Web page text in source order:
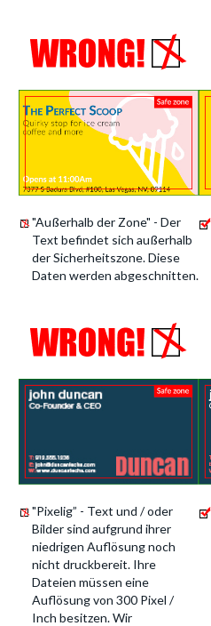
"Außerhalb der Zone" - Der
Text befindet sich außerhalb
der Sicherheitszone. Diese
Daten werden abgeschnitten.
"Pixelig” - Text und / oder
Bilder sind aufgrund ihrer
niedrigen Auflösung noch
nicht druckbereit. Ihre
Dateien müssen eine
Auflösung von 300 Pixel /
Inch besitzen. Wir